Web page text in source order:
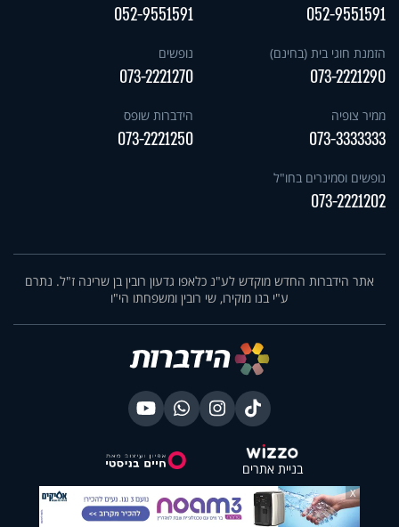
052-9551591
052-9551591
הזמנת חוגי בית (בחינם)
073-2221290
נופשים
073-2221270
ממיר צופיה
073-3333333
הידברות שופס
073-2221250
נופשים וסמינרים בחו"ל
073-2221202
אתר הידברות החדש מוקדש לע"נ כלאפו גדעון רובין בן שרינה ז"ל. נתרם
ע"י בנו מוקירו, שי רובין ומשפחתו הי"ו
בניית אתרים
X